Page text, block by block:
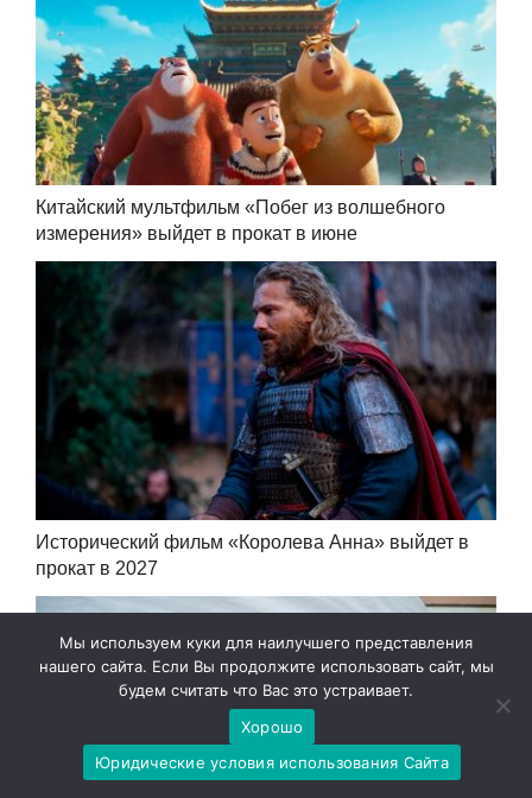
Китайский мультфильм «Побег из волшебного
измерения» выйдет в прокат в июне
Исторический фильм «Королева Анна» выйдет в
прокат в 2027
Мы используем куки для наилучшего представления
нашего сайта. Если Вы продолжите использовать сайт, мы
будем считать что Вас это устраивает.
Хорошо
Юридические условия использования Сайта